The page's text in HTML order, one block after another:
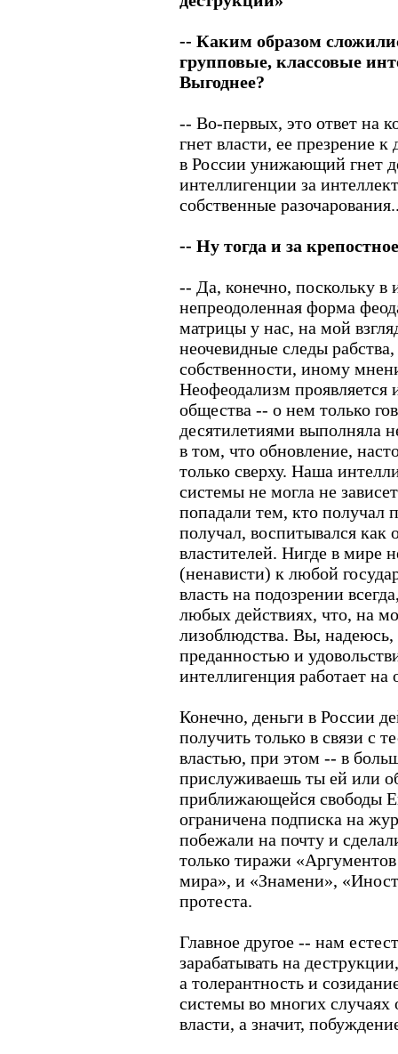
-- Каким образом
групповые, классовые
Выгоднее?
-- Во-первых, это ответ на
гнет власти, ее презрение к
в России унижающий гнет
интеллигенции за
собственные
-- Ну тогда и за
-- Да, конечно, поскольку в
непреодоленная форма
матрицы у нас, на мой
неочевидные следы
собственности, иному
Неофеодализм проявляется
общества -- о нем только
десятилетиями выполняла
в том, что обновление,
только сверху. Наша
системы не могла не
попадали тем, кто получал
получал, воспитывался
властителей. Нигде в мире
(ненависти) к любой
власть на подозрении
любых действиях, что, на
лизоблюдства. Вы, надеюсь,
преданностью и
интеллигенция работает на
Конечно, деньги в России
получить только в связи с
властью, при этом -- в
прислуживаешь ты ей или
приближающейся свободы
ограничена подписка на
побежали на почту и
только тиражи
мира», и «Знамени»,
протеста.
Главное другое -- нам
зарабатывать на
а толерантность и
системы во многих случаях
власти, а значит,